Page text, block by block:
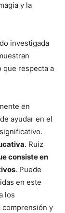
y la
investigada
que respecta a
en
ayudar en el
. Ruiz
consiste en
. Puede
en este
los
comprensión y